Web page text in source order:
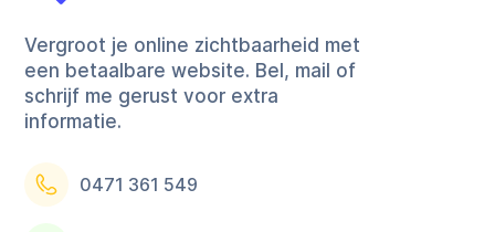
Vergroot je online zichtbaarheid met
een betaalbare website. Bel, mail of
schrijf me gerust voor extra
informatie.
0471 361 549